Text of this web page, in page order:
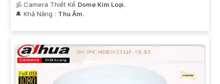
🕉️ Camera Thiết Kế Dome Kim Loại.
️🔔 Khả Năng : Thu Âm.